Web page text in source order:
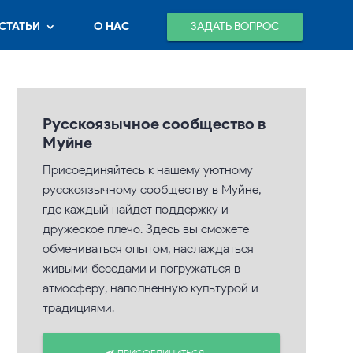
О НАС ЗАДАТЬ ВОПРОС
Русскоязычное сообщество в
Муйне
Присоединяйтесь к нашему уютному
русскоязычному сообществу в Муйне,
где каждый найдет поддержку и
дружеское плечо. Здесь вы сможете
обмениваться опытом, наслаждаться
живыми беседами и погружаться в
атмосферу, наполненную культурой и
традициями.